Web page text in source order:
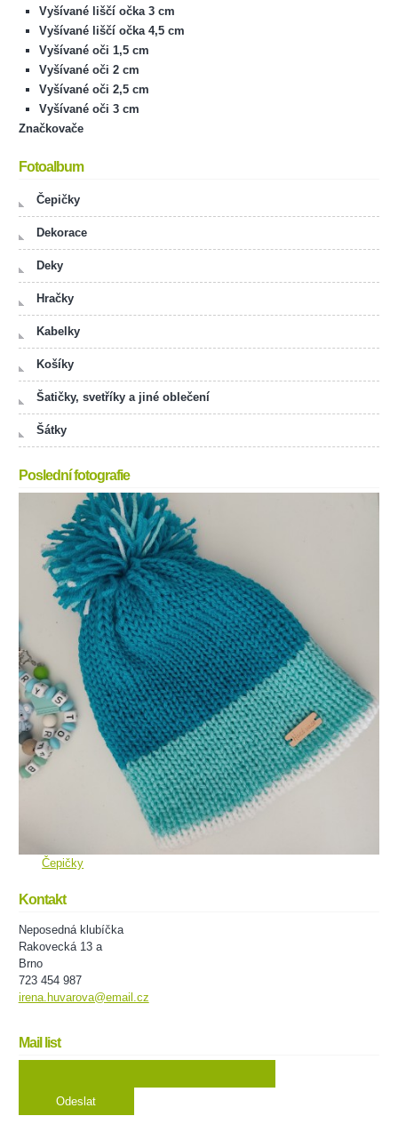
Vyšívané liščí očka 3 cm
Vyšívané liščí očka 4,5 cm
Vyšívané oči 1,5 cm
Vyšívané oči 2 cm
Vyšívané oči 2,5 cm
Vyšívané oči 3 cm
Značkovače
Fotoalbum
Čepičky
Dekorace
Deky
Hračky
Kabelky
Košíky
Šatičky, svetříky a jiné oblečení
Šátky
Poslední fotografie
Čepičky
Kontakt
Neposedná klubíčka
Rakovecká 13 a
Brno
723 454 987
irena.huvarova@email.cz
Mail list